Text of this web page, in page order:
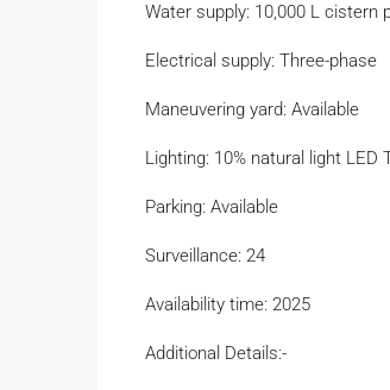
Water supply: 10,000 L cistern
Electrical supply: Three-phase
Maneuvering yard: Available
Lighting: 10% natural light LED
Parking: Available
Surveillance: 24
Availability time: 2025
Additional Details:-